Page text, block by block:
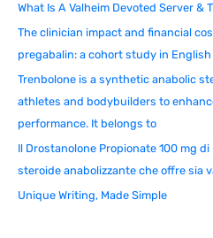
What Is A Valheim Devoted Server &
The clinician impact and financial
pregabalin: a cohort study in English
Trenbolone is a synthetic anabolic
athletes and bodybuilders to
performance. It belongs to
Il Drostanolone Propionate 100 mg
steroide anabolizzante che offre sia
Unique Writing, Made Simple